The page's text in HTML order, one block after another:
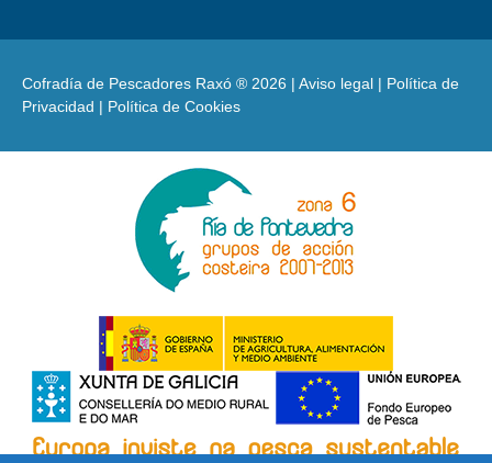
Cofradía de Pescadores Raxó ® 2026 | Aviso legal | Política de
Privacidad | Política de Cookies